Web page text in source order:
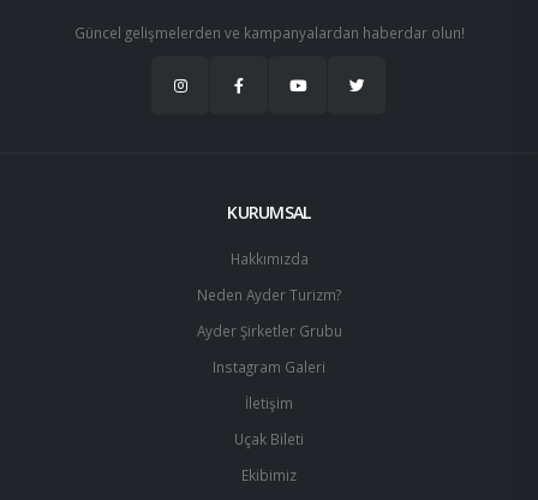
Güncel gelişmelerden ve kampanyalardan haberdar olun!
KURUMSAL
Hakkımızda
Neden Ayder Turizm?
Ayder Şirketler Grubu
Instagram Galeri
İletişim
Uçak Bileti
Ekibimiz